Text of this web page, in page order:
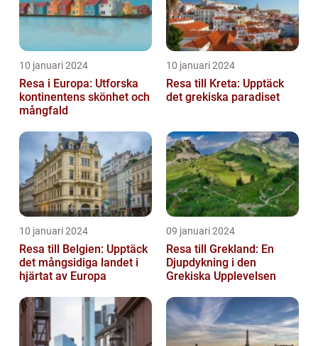
10 januari 2024
Resa i Europa: Utforska
kontinentens skönhet och
mångfald
10 januari 2024
Resa till Kreta: Upptäck
det grekiska paradiset
10 januari 2024
Resa till Belgien: Upptäck
det mångsidiga landet i
hjärtat av Europa
09 januari 2024
Resa till Grekland: En
Djupdykning i den
Grekiska Upplevelsen